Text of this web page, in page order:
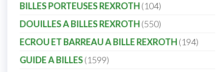
BILLES PORTEUSES REXROTH 104
DOUILLES A BILLES REXROTH 550
ECROU ET BARREAU A BILLE REXROTH 194
GUIDE A BILLES 1599